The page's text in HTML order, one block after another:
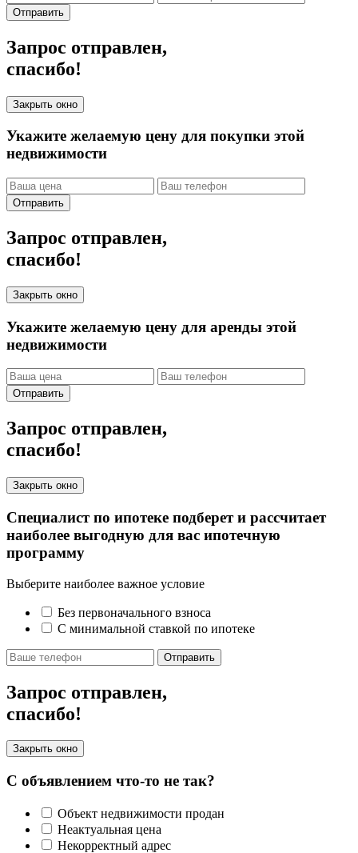
Отправить
Запрос отправлен,
спасибо!
Закрыть окно
Укажите желаемую цену для покупки этой
недвижимости
Отправить
Запрос отправлен,
спасибо!
Закрыть окно
Укажите желаемую цену для аренды этой
недвижимости
Отправить
Запрос отправлен,
спасибо!
Закрыть окно
Специалист по ипотеке подберет и рассчитает
наиболее выгодную для вас ипотечную
программу
Выберите наиболее важное условие
Без первоначального взноса
С минимальной ставкой по ипотеке
Отправить
Запрос отправлен,
спасибо!
Закрыть окно
С объявлением что-то не так?
Объект недвижимости продан
Неактуальная цена
Некорректный адрес